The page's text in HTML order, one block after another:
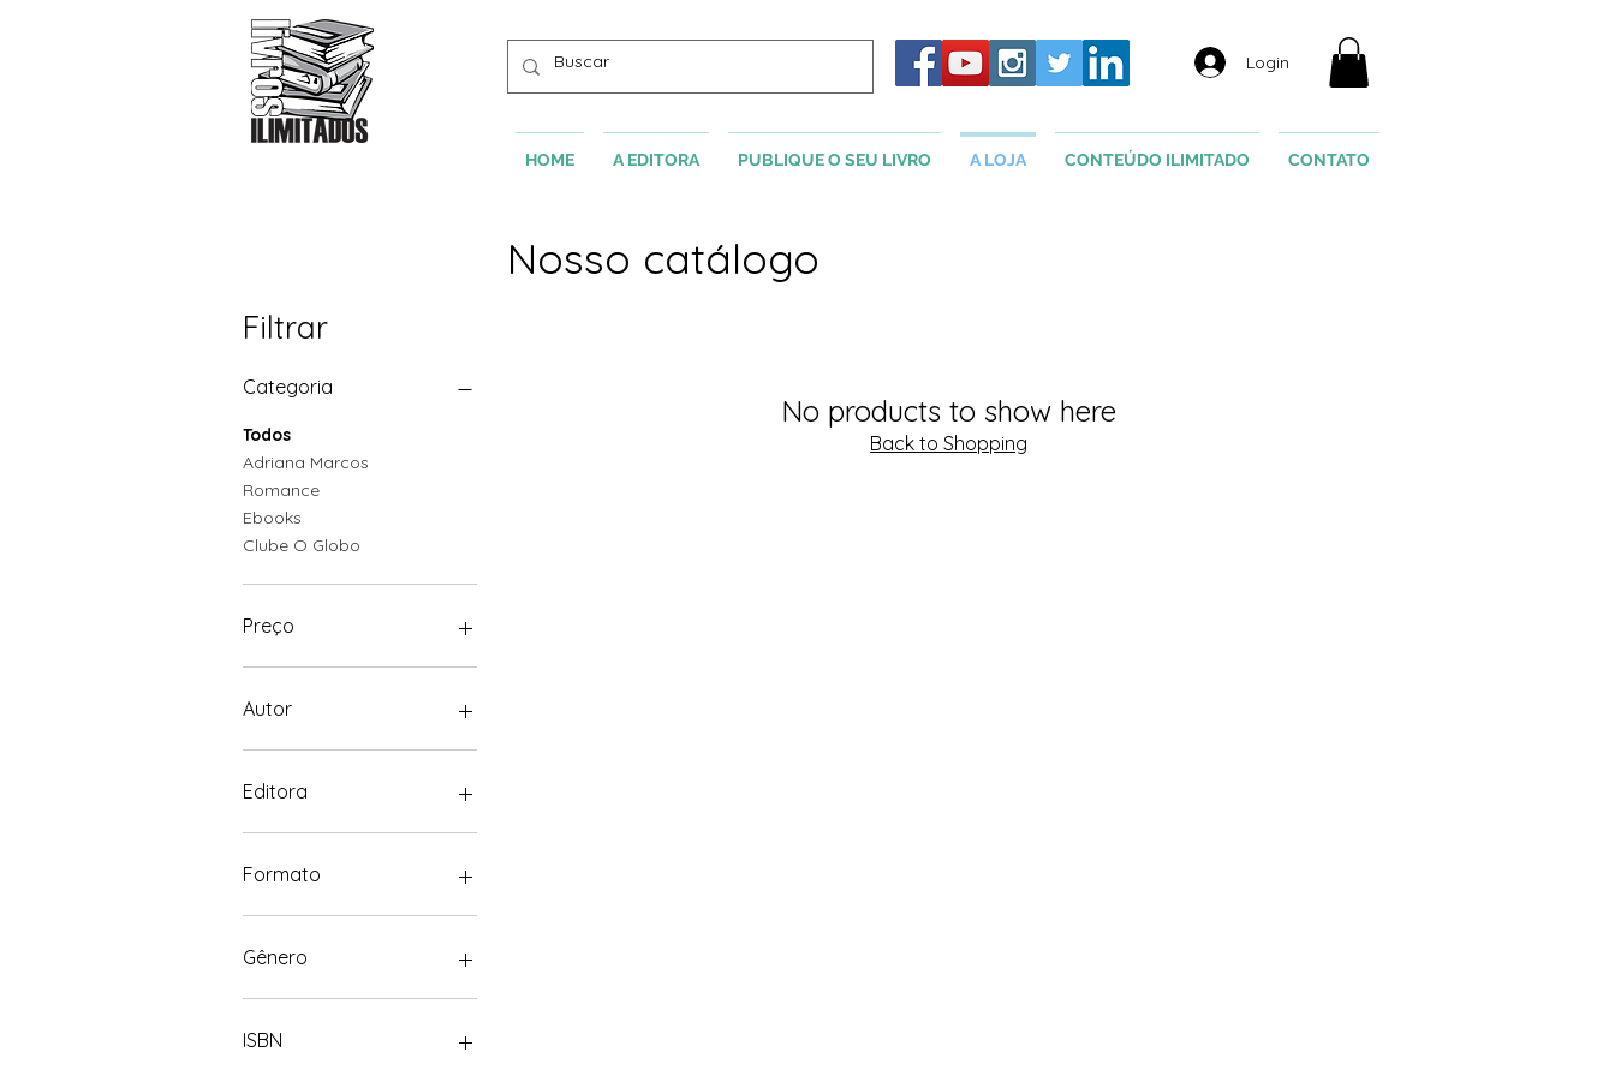
Login
HOME A EDITORA PUBLIQUE O SEU LIVRO A LOJA CONTEÚDO ILIMITADO CONTATO
Nosso catálogo
Filtrar
Categoria
Todos
Adriana Marcos
Romance
Ebooks
Clube O Globo
Preço
R$ 14
Autor
Adriana Marcos
Editora
Autoral
Livros Ilimitados
Formato
15.5 x 23 cm
16.5 x 24.5
Gênero
Romance
ISBN
No products to show here
Back to Shopping